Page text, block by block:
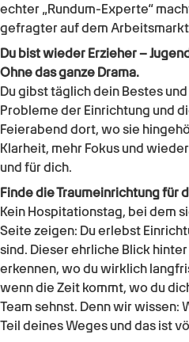
echter „Rundum-Experte“
gefragter auf dem
Du bist wieder Erzieher –
Ohne das ganze Drama.
Du gibst täglich dein Bestes
Probleme der Einrichtung und
Feierabend dort, wo sie
Klarheit, mehr Fokus und
und für dich.
Finde die Traumeinrichtung für
Kein Hospitationstag, bei dem
Seite zeigen: Du erlebst
sind. Dieser ehrliche Blick
erkennen, wo du wirklich
wenn die Zeit kommt, wo du
Team sehnst. Denn wir wissen:
Teil deines Weges und das ist